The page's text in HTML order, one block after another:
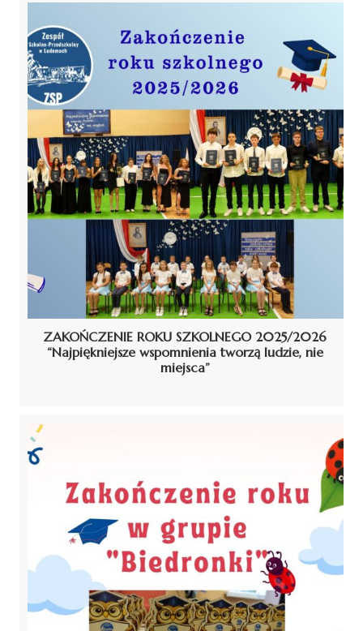
ZAKOŃCZENIE ROKU SZKOLNEGO 2025/2026
“Najpiękniejsze wspomnienia tworzą ludzie, nie
miejsca”